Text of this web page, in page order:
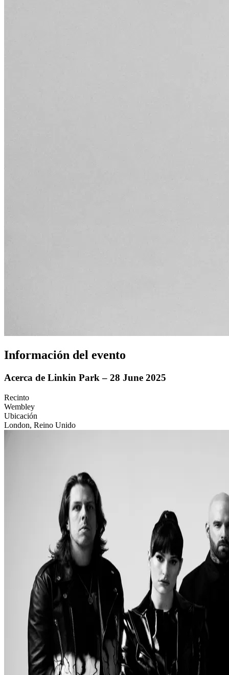
Información del evento
Acerca de Linkin Park – 28 June 2025
Recinto
Wembley
Ubicación
London, Reino Unido